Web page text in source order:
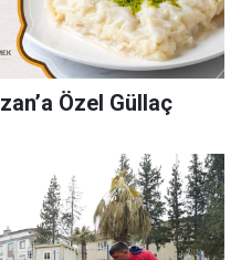
Özel Güllaç